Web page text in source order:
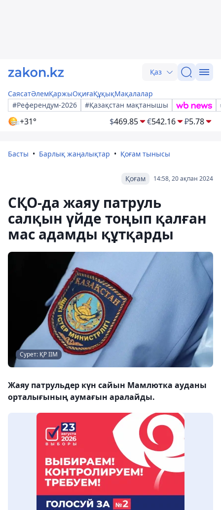
Қаз
СаясатӘлемҚаржыОқиғаҚұқықМақалалар
#Референдум-2026
#Қазақстан мақтанышы
+31° $469.85 €542.16 ₽5.78
Басты Барлық жаңалықтар Қоғам тынысы
14:58, 20 ақпан 2024
Қоғам
СҚО-да жаяу патруль
салқын үйде тоңып қалған
мас адамды құтқарды
Сурет: ҚР ІІМ
Жаяу патрульдер күн сайын Мамлютка ауданы
орталығының аумағын аралайды.